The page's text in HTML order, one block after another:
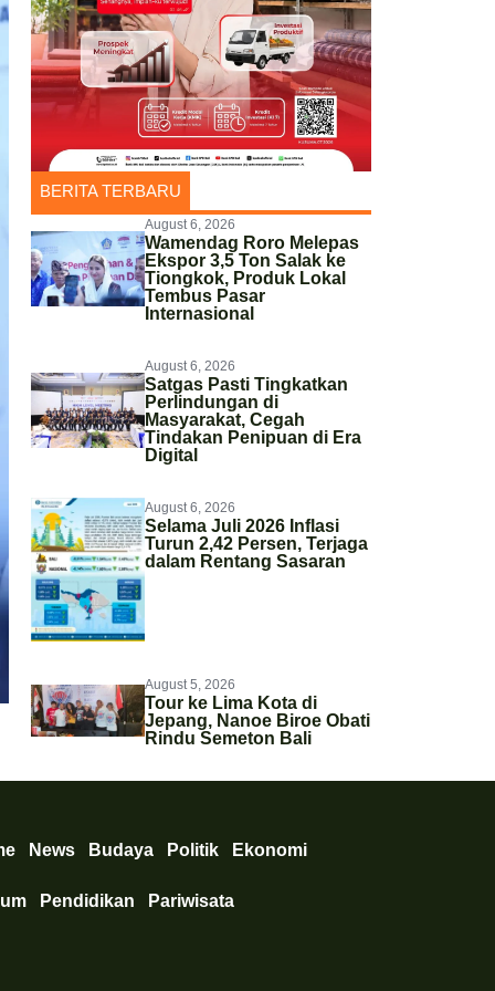
BERITA TERBARU
August 6, 2026
Wamendag Roro Melepas
Ekspor 3,5 Ton Salak ke
Tiongkok, Produk Lokal
Tembus Pasar
Internasional
August 6, 2026
Satgas Pasti Tingkatkan
Perlindungan di
Masyarakat, Cegah
Tindakan Penipuan di Era
Digital
August 6, 2026
Selama Juli 2026 Inflasi
Turun 2,42 Persen, Terjaga
dalam Rentang Sasaran
August 5, 2026
Tour ke Lima Kota di
Jepang, Nanoe Biroe Obati
Rindu Semeton Bali
News Budaya Politik Ekonomi
Pendidikan Pariwisata